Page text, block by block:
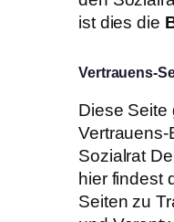
ist dies die
Vertrauens-
Diese Seite
Sozialrat
hier findest
Seiten zu